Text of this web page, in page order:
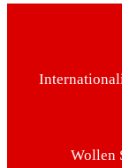
Wollen